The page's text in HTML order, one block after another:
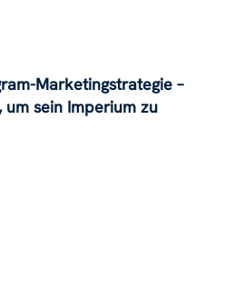
Marketingstrategie –
um sein Imperium zu